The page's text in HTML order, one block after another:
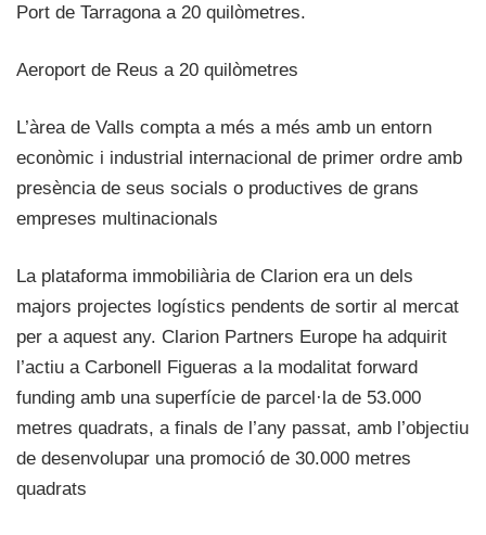
Port de Tarragona a 20 quilòmetres.
Aeroport de Reus a 20 quilòmetres
L’àrea de Valls compta a més a més amb un entorn
econòmic i industrial internacional de primer ordre amb
presència de seus socials o productives de grans
empreses multinacionals
La plataforma immobiliària de Clarion era un dels
majors projectes logístics pendents de sortir al mercat
per a aquest any. Clarion Partners Europe ha adquirit
l’actiu a Carbonell Figueras a la modalitat forward
funding amb una superfície de parcel·la de 53.000
metres quadrats, a finals de l’any passat, amb l’objectiu
de desenvolupar una promoció de 30.000 metres
quadrats